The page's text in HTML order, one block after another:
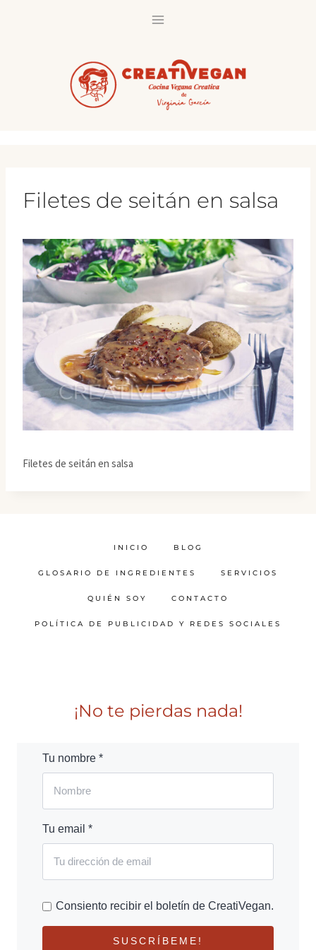
Filetes de seitán en salsa
Filetes de seitán en salsa
INICIO BLOG
GLOSARIO DE INGREDIENTES SERVICIOS
QUIÉN SOY CONTACTO
POLÍTICA DE PUBLICIDAD Y REDES SOCIALES
¡No te pierdas nada!
Tu nombre *
Tu email *
Consiento recibir el boletín de CreatiVegan.
SUSCRÍBEME!